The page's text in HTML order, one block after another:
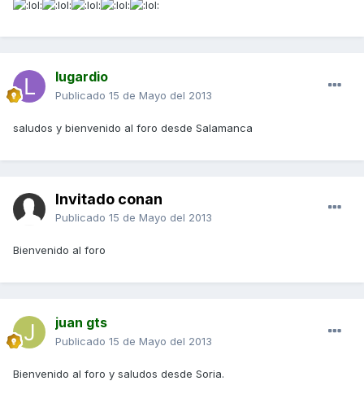
lugardio
Publicado 15 de Mayo del 2013
saludos y bienvenido al foro desde Salamanca
Invitado conan
Publicado 15 de Mayo del 2013
Bienvenido al foro
juan gts
Publicado 15 de Mayo del 2013
Bienvenido al foro y saludos desde Soria.